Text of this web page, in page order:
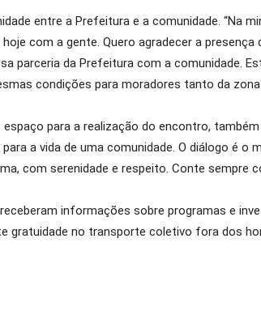
entre a Prefeitura e a comunidade. “Na
com a gente. Quero agradecer a
parceria da Prefeitura com a comunidade.
condições para moradores tanto da
para a realização do encontro,
a vida de uma comunidade. O diálogo é o
com serenidade e respeito. Conte sempre
informações sobre programas e
gratuidade no transporte coletivo fora dos